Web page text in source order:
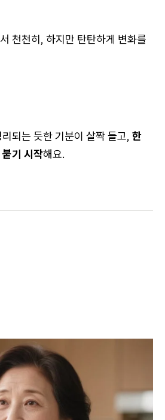
천천히, 하지만 탄탄하게 변화를
되는 듯한 기분이 살짝 들고, 한
기 시작해요.